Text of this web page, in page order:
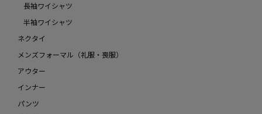
長袖ワイシャツ
半袖ワイシャツ
ネクタイ
メンズフォーマル（礼服・喪服）
アウター
インナー
パンツ